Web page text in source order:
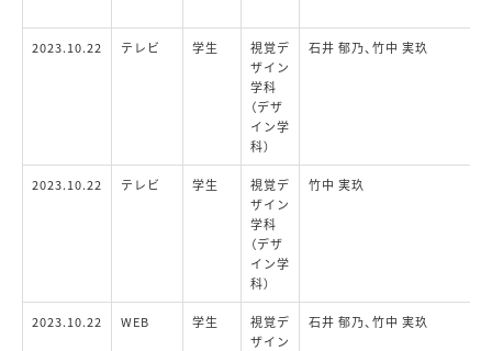
2023.10.22 テレビ 学生
視覚デ
ザイン
学科
（デザ
イン学
科）
石井 郁乃、竹中 実玖
2023.10.22 テレビ 学生
視覚デ
ザイン
学科
（デザ
イン学
科）
竹中 実玖
2023.10.22 WEB 学生
視覚デ
ザイン
石井 郁乃、竹中 実玖